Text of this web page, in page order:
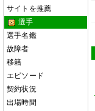
サイトを推薦
選手
選手名鑑
故障者
移籍
エピソード
契約状況
出場時間